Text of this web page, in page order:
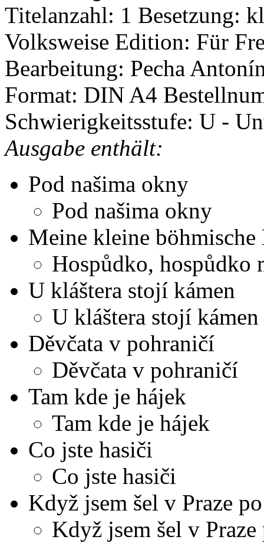
Titelanzahl: 1 Besetzung:
Volksweise Edition: Für
Bearbeitung: Pecha
Format: DIN A4
Schwierigkeitsstufe: U -
Ausgabe enthält:
Pod našima okny
Pod našima okny
Meine kleine böhmische
Hospůdko, hospůdko
U kláštera stojí kámen
U kláštera stojí kámen
Děvčata v pohraničí
Děvčata v pohraničí
Tam kde je hájek
Tam kde je hájek
Co jste hasiči
Co jste hasiči
Když jsem šel v Praze
Když jsem šel v